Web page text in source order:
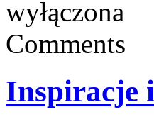
wyłączona
Comments
Inspiracje